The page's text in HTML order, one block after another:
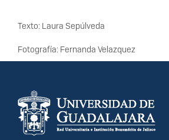
Texto: Laura Sepúlveda
Fotografía: Fernanda Velazquez
Información del
portal